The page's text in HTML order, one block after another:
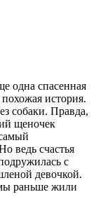
одна спасенная
история.
собаки. Правда,
щеночек
ведь счастья
с
девочкой.
раньше жили